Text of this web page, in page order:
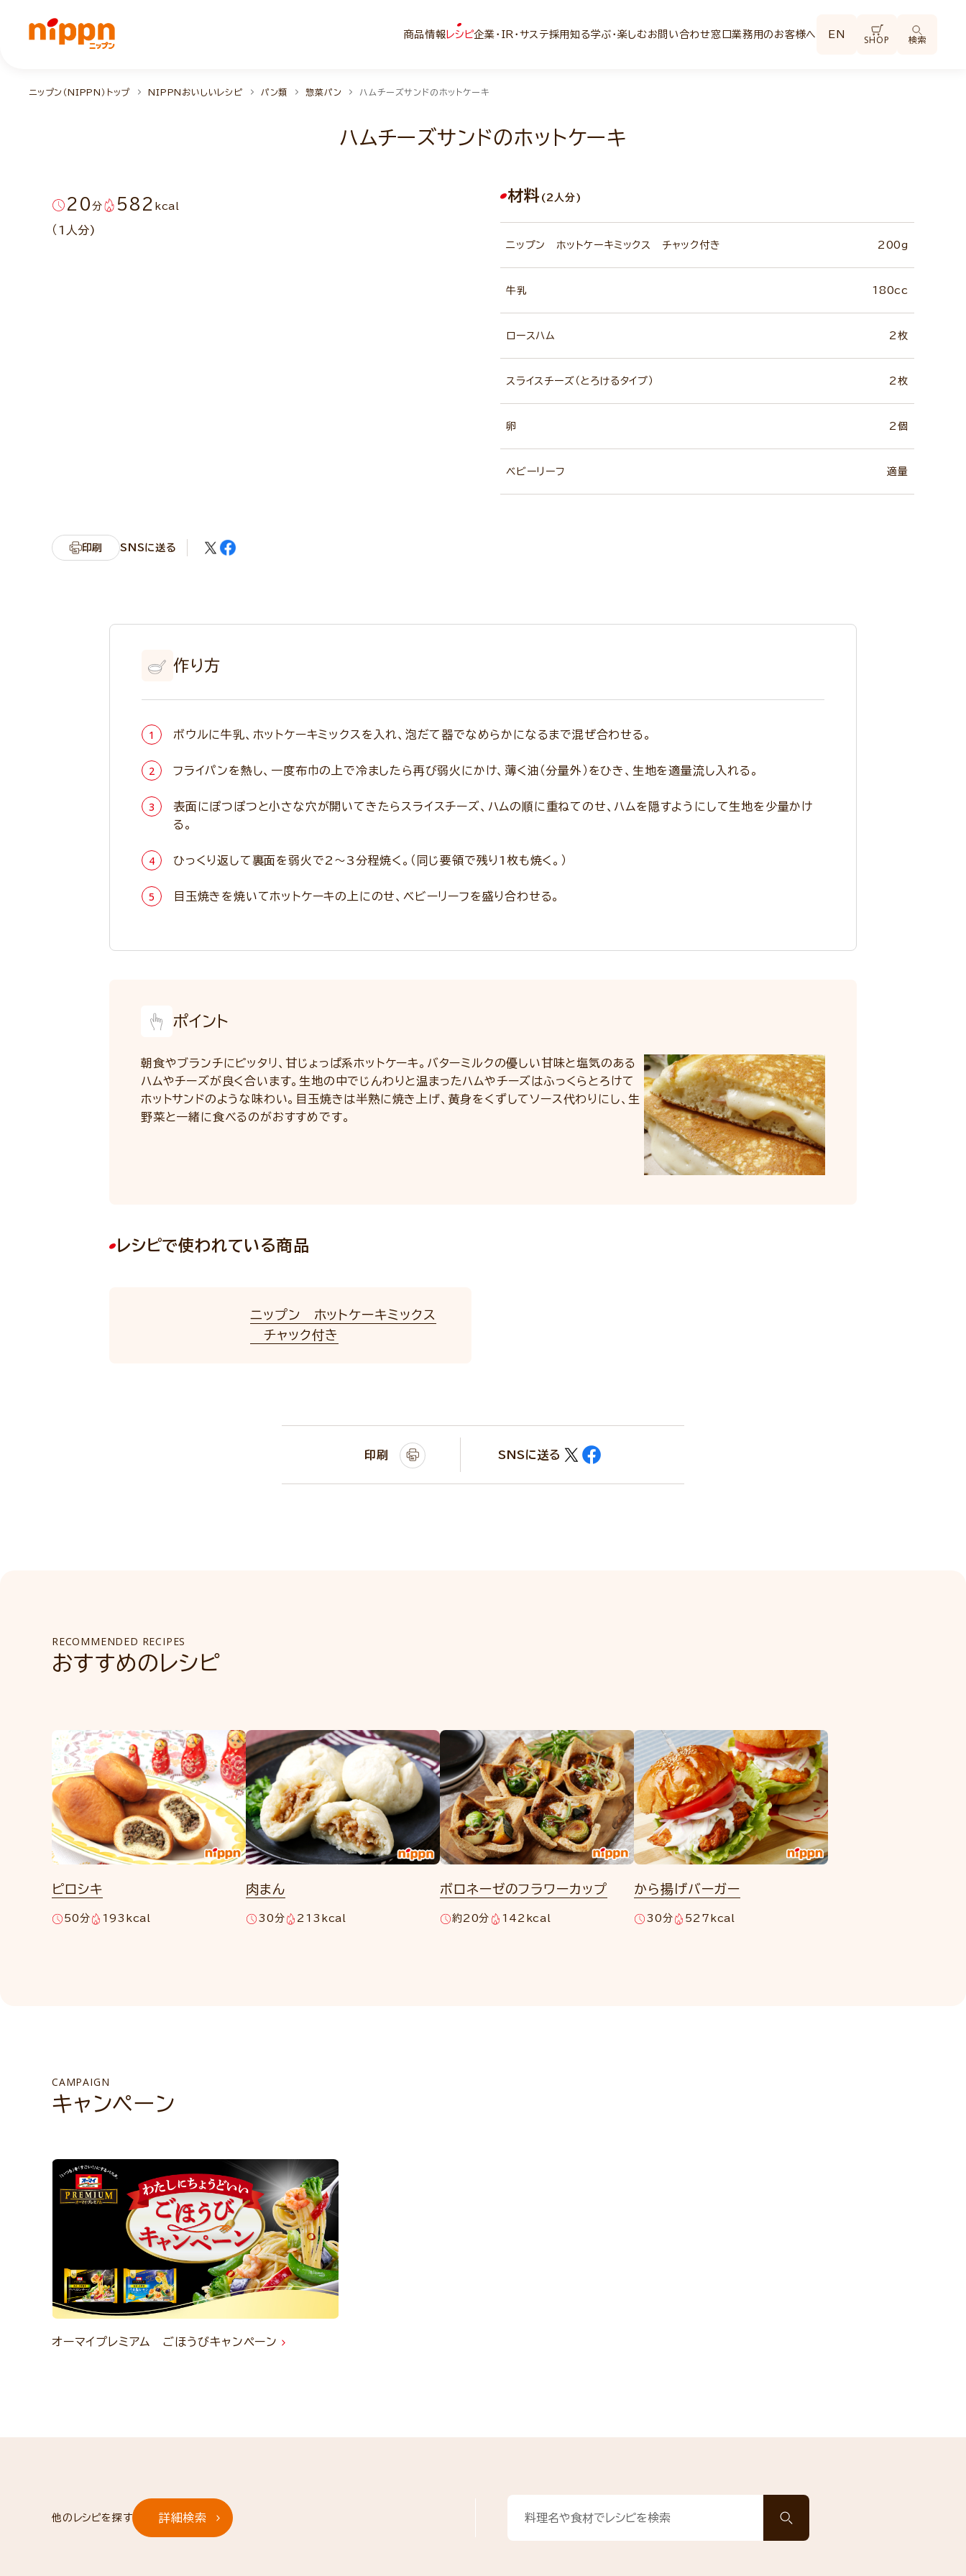
商品情報 レシピ企業・IR・サステ採用知る学ぶ・楽しむお問い合わせ窓口業務用のお客様へ EN SHOP 検索
ニップン（NIPPN）トップ NIPPNおいしいレシピ パン類 惣菜パン ハムチーズサンドのホットケーキ
ハムチーズサンドのホットケーキ
20 分 582 kcal
（1人分)
材料 (2人分)
ニップン ホットケーキミックス チャック付き 200g
牛乳 180cc
ロースハム 2枚
スライスチーズ（とろけるタイプ） 2枚
卵 2個
ベビーリーフ 適量
印刷 SNSに送る
作り方
ボウルに牛乳、ホットケーキミックスを入れ、泡だて器でなめらかになるまで混ぜ合わせる。
フライパンを熱し、一度布巾の上で冷ましたら再び弱火にかけ、薄く油（分量外）をひき、生地を適量流し入れる。
表面にぽつぽつと小さな穴が開いてきたらスライスチーズ、ハムの順に重ねてのせ、ハムを隠すようにして生地を少量かけ
る。
ひっくり返して裏面を弱火で2～3分程焼く。（同じ要領で残り1枚も焼く。）
目玉焼きを焼いてホットケーキの上にのせ、ベビーリーフを盛り合わせる。
ポイント
朝食やブランチにピッタリ、甘じょっぱ系ホットケーキ。バターミルクの優しい甘味と塩気のある
ハムやチーズが良く合います。生地の中でじんわりと温まったハムやチーズはふっくらとろけて
ホットサンドのような味わい。目玉焼きは半熟に焼き上げ、黄身をくずしてソース代わりにし、生
野菜と一緒に食べるのがおすすめです。
レシピで使われている商品
ニップン ホットケーキミックス
チャック付き
印刷 SNSに送る
RECOMMENDED RECIPES
おすすめのレシピ
ピロシキ
50分 193kcal
肉まん
30分 213kcal
ボロネーゼのフラワーカップ
約20分 142kcal
から揚げバーガー
30分 527kcal
CAMPAIGN
キャンペーン
オーマイプレミアム ごほうびキャンペーン
他のレシピを探す 詳細検索